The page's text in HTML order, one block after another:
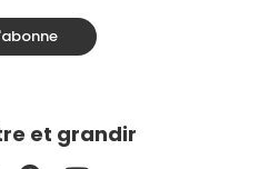
et grandir